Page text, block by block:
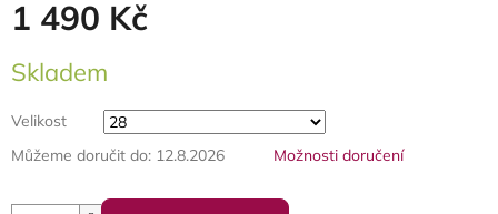
1 490 Kč
cena:
Skladem
Velikost
Můžeme doručit do: 12.8.2026 Možnosti doručení